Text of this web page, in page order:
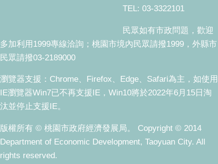
TEL: 03-3322101
民眾如有市政問題，歡迎
多加利用1999專線洽詢；桃園市境內民眾請撥1999，外縣市
民眾請撥03-2189000
瀏覽器支援：Chrome、Firefox、Edge、Safari為主，如使用
IE瀏覽器Win7已不再支援IE，Win10將於2022年6月15日淘
汰並停止支援IE。
版權所有 © 桃園市政府經濟發展局。 Copyright © 2014
Department of Economic Development, Taoyuan City. All
rights reserved.